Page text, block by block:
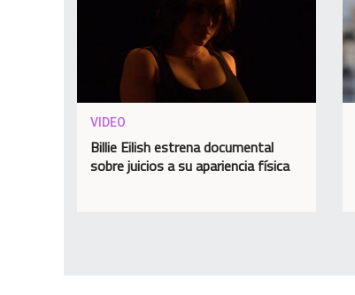
VIDEO
Billie Eilish estrena documental
sobre juicios a su apariencia física